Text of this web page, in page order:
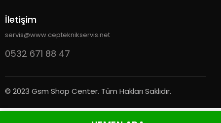
İletişim
servis@www.cepteknikservis.net
0532 671 88 47
© 2023 Gsm Shop Center. Tüm Hakları Saklıdır.